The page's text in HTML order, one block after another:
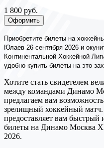
1 800 руб.
Оформить
Приобретите билеты на
Юлаев 26 сентября 2026 и
Континентальной Хоккейной
удобно купить билеты на это
Хотите стать свидетелем
между командами Динамо
предлагаем вам
зрелищный хоккейный
предоставляет вам быстрый
билеты на Динамо Москва
2026.